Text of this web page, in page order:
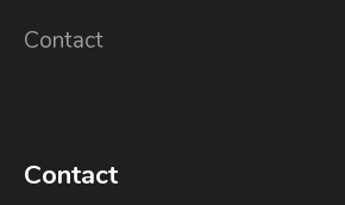
Contact
Contact